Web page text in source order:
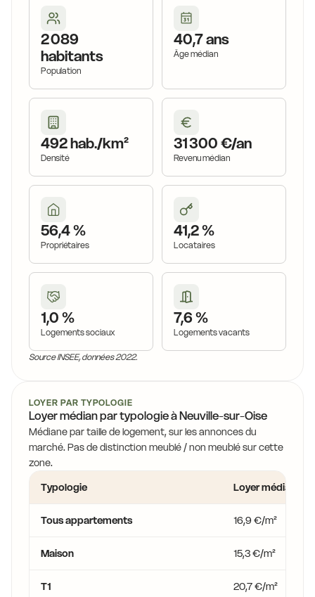
2 089
habitants
Population
40,7 ans
Âge médian
492 hab./km²
Densité
31 300 €/an
Revenu médian
56,4 %
Propriétaires
41,2 %
Locataires
1,0 %
Logements sociaux
7,6 %
Logements vacants
Source INSEE, données 2022.
LOYER PAR TYPOLOGIE
Loyer médian par typologie à Neuville-sur-Oise
Médiane par taille de logement, sur les annonces du
marché. Pas de distinction meublé / non meublé sur cette
zone.
Typologie
Loyer médian
Tous appartements 16,9 €/m²
Maison 15,3 €/m²
T1 20,7 €/m²